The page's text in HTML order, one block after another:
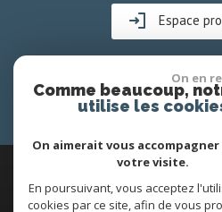
Espace
© 2026 | Tous droits réservés | Traduction
Mentions légales- Nos honoraires -
On en
Comme beaucoup,
utilise les
On aimerait vous
votre visite.
En poursuivant, vous acceptez
cookies par ce site, afin de vous